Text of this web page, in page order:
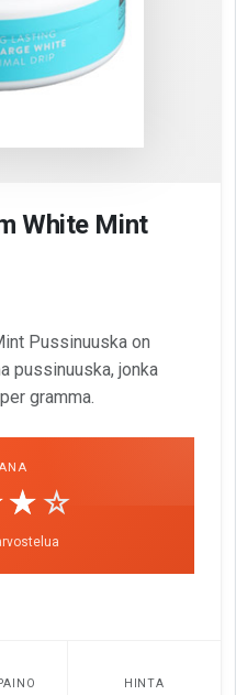
White Mint
Pussinuuska on
pussinuuska, jonka
gramma.
HINTA